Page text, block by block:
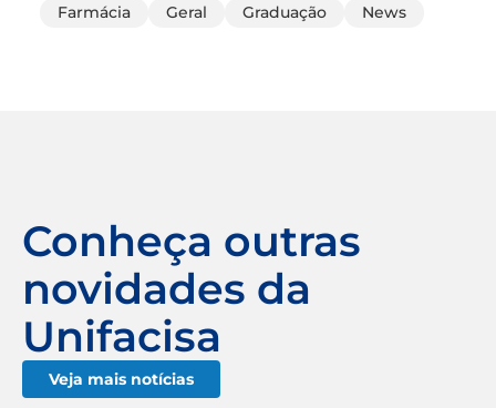
Farmácia Geral Graduação News
Conheça outras
novidades da
Unifacisa
Veja mais notícias